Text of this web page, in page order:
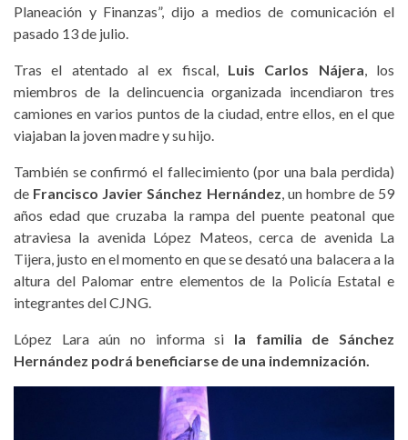
Planeación y Finanzas”, dijo a medios de comunicación el
pasado 13 de julio.
Tras el atentado al ex fiscal, Luis Carlos Nájera , los
miembros de la delincuencia organizada incendiaron tres
camiones en varios puntos de la ciudad, entre ellos, en el que
viajaban la joven madre y su hijo.
También se confirmó el fallecimiento (por una bala perdida)
de Francisco Javier Sánchez Hernández , un hombre de 59
años edad que cruzaba la rampa del puente peatonal que
atraviesa la avenida López Mateos, cerca de avenida La
Tijera, justo en el momento en que se desató una balacera a la
altura del Palomar entre elementos de la Policía Estatal e
integrantes del CJNG.
López Lara aún no informa si la familia de Sánchez
Hernández podrá beneficiarse de una indemnización.